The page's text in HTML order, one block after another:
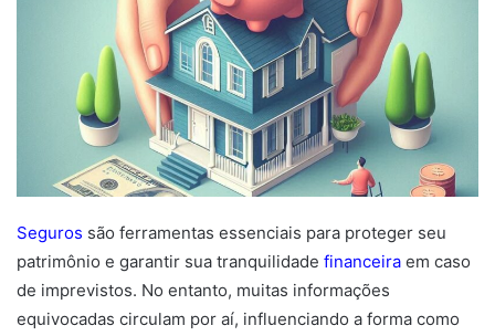
Seguros são ferramentas essenciais para proteger seu
patrimônio e garantir sua tranquilidade financeira em caso
de imprevistos. No entanto, muitas informações
equivocadas circulam por aí, influenciando a forma como